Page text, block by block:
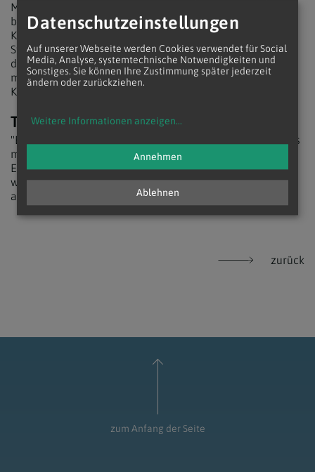
Menschen anbieten. Neue Bewegungen in der Kirche wie
beispielsweise "Loretto" "zeigen Einseitigkeiten in der
Kirche und sind selbst auch einseitig". Es sei wichtig, ihre
Stärken und Schwächen zu sehen, sich nicht von ihnen zu
distanzieren, sondern sie hereinholen in die Kirche. "Für
mich ist klar: Klöster bleiben Säulen für die Zukunft der
Kirche."
Theologe mit Auslandserfahrung
"Es war eher belastend, dass ich immer wieder medial als
möglicher Erzbischof von Wien gehandelt wurde", sagte
Eckerstorfer darauf angesprochen und erklärte. "Ungut
war die mediale Behauptung, ich hätte abgesagt. Ich bin
aber nie gefragt worden."
zurück
zum Anfang der Seite
Datenschutzeinstellungen
Auf unserer Webseite werden Cookies verwendet für Social
Media, Analyse, systemtechnische Notwendigkeiten und
Sonstiges. Sie können Ihre Zustimmung später jederzeit
ändern oder zurückziehen.
Weitere Informationen anzeigen...
Ablehnen
Annehmen